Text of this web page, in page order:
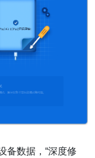
备数据，“深度修